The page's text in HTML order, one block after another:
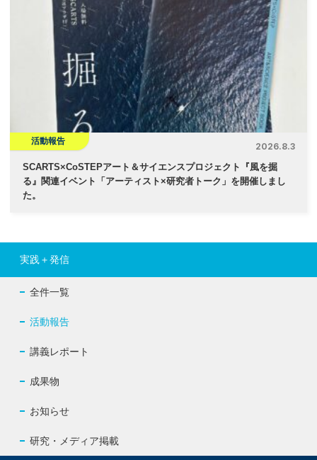
活動報告
2026.8.3
SCARTS×CoSTEPアート＆サイエンスプロジェクト『風を掘
る』関連イベント「アーティスト×研究者トーク」を開催しまし
た。
実践＋発信
全件一覧
活動報告
講義レポート
成果物
お知らせ
研究・メディア掲載